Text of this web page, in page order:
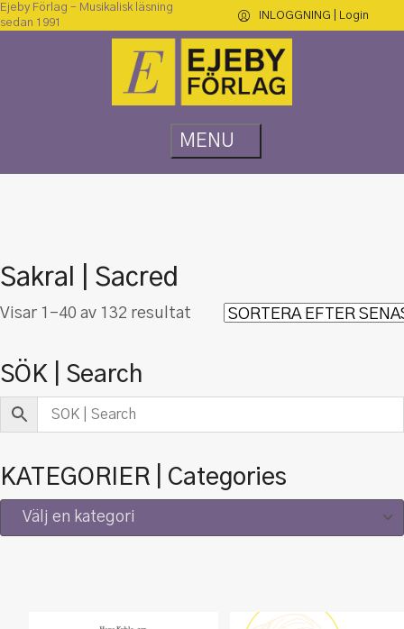
Ejeby Förlag – Musikalisk läsning
sedan 1991
INLOGGNING | Login
Sakral | Sacred
Visar 1–40 av 132 resultat Sortera
SÖK | Search
KATEGORIER | Categories
Välj en kategori